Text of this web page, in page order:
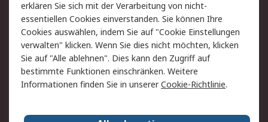
AGB
Datenschutz
Cookie-Richtlinie
Zahlungsbedingungen
Copyright/Impressum
Über RS
erklären Sie sich mit der Verarbeitung von nicht-
essentiellen Cookies einverstanden. Sie können Ihre
Cookies auswählen, indem Sie auf "Cookie Einstellungen
verwalten" klicken. Wenn Sie dies nicht möchten, klicken
Sie auf "Alle ablehnen". Dies kann den Zugriff auf
bestimmte Funktionen einschränken. Weitere
Informationen finden Sie in unsererCookie-Richtlinie.